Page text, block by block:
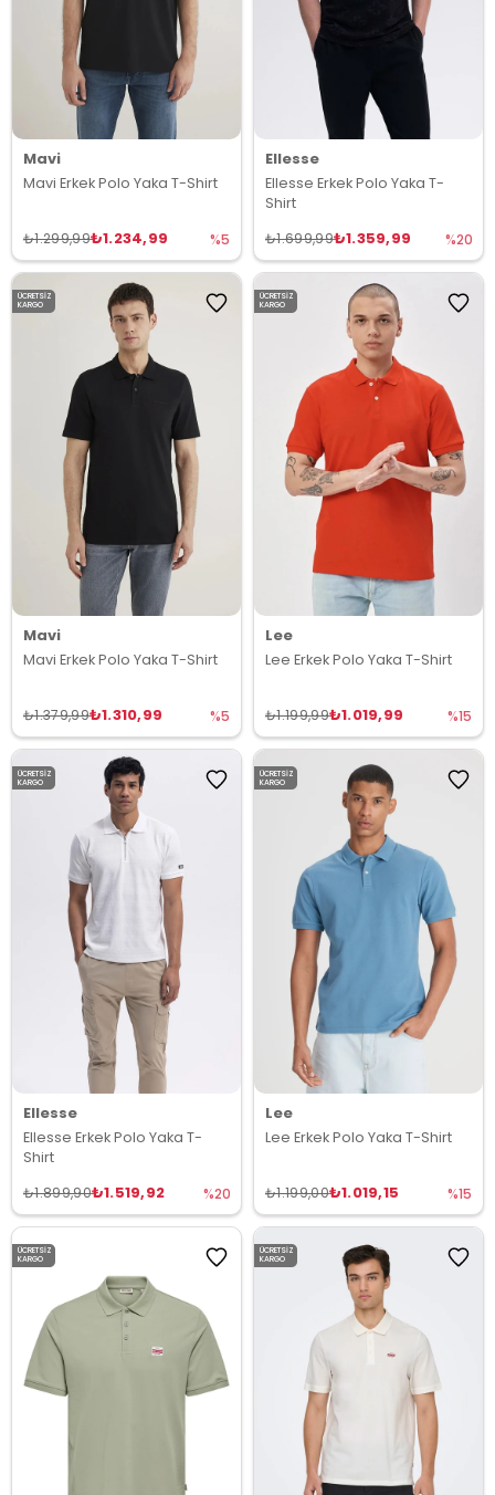
Mavi
Mavi Erkek Polo Yaka T-Shirt
₺1.234,99
₺1.299,99 %5
Ellesse
Ellesse Erkek Polo Yaka T-
Shirt
₺1.359,99
₺1.699,99 %20
Mavi
Mavi Erkek Polo Yaka T-Shirt
₺1.310,99
₺1.379,99 %5
ÜCRETSIZ
KARGO
Lee
Lee Erkek Polo Yaka T-Shirt
₺1.019,99
₺1.199,99 %15
ÜCRETSIZ
KARGO
Ellesse
Ellesse Erkek Polo Yaka T-
Shirt
₺1.519,92
₺1.899,90 %20
ÜCRETSIZ
KARGO
Lee
Lee Erkek Polo Yaka T-Shirt
₺1.019,15
₺1.199,00 %15
ÜCRETSIZ
KARGO
ÜCRETSIZ
KARGO
ÜCRETSIZ
KARGO